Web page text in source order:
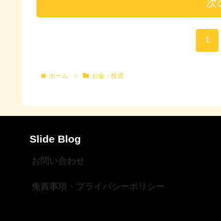
次
1
ホーム お金・投資
Slide Blog
お問い合わせ
免責事項・プライバシーポリシー